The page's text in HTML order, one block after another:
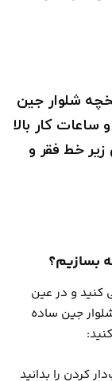
شلوار جین
ساعات کار بالا
زیر خط فقر و
بسازیم؟
کنید و در عین
جین ساده
کردن را بدانید